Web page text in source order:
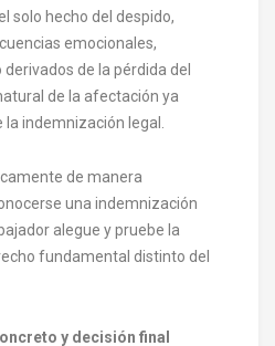
solo hecho del despido,
emocionales,
de la pérdida del
de la afectación ya
indemnización legal.
de manera
una indemnización
alegue y pruebe la
fundamental distinto del
y decisión final